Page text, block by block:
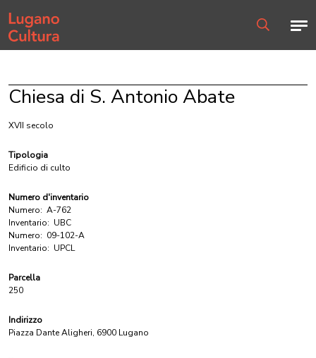
Home page
Chiesa di S. Antonio Abate
XVII secolo
Tipologia
Edificio di culto
Numero d'inventario
Numero: A-762
Inventario: UBC
Numero: 09-102-A
Inventario: UPCL
Parcella
250
Indirizzo
Piazza Dante Aligheri, 6900 Lugano